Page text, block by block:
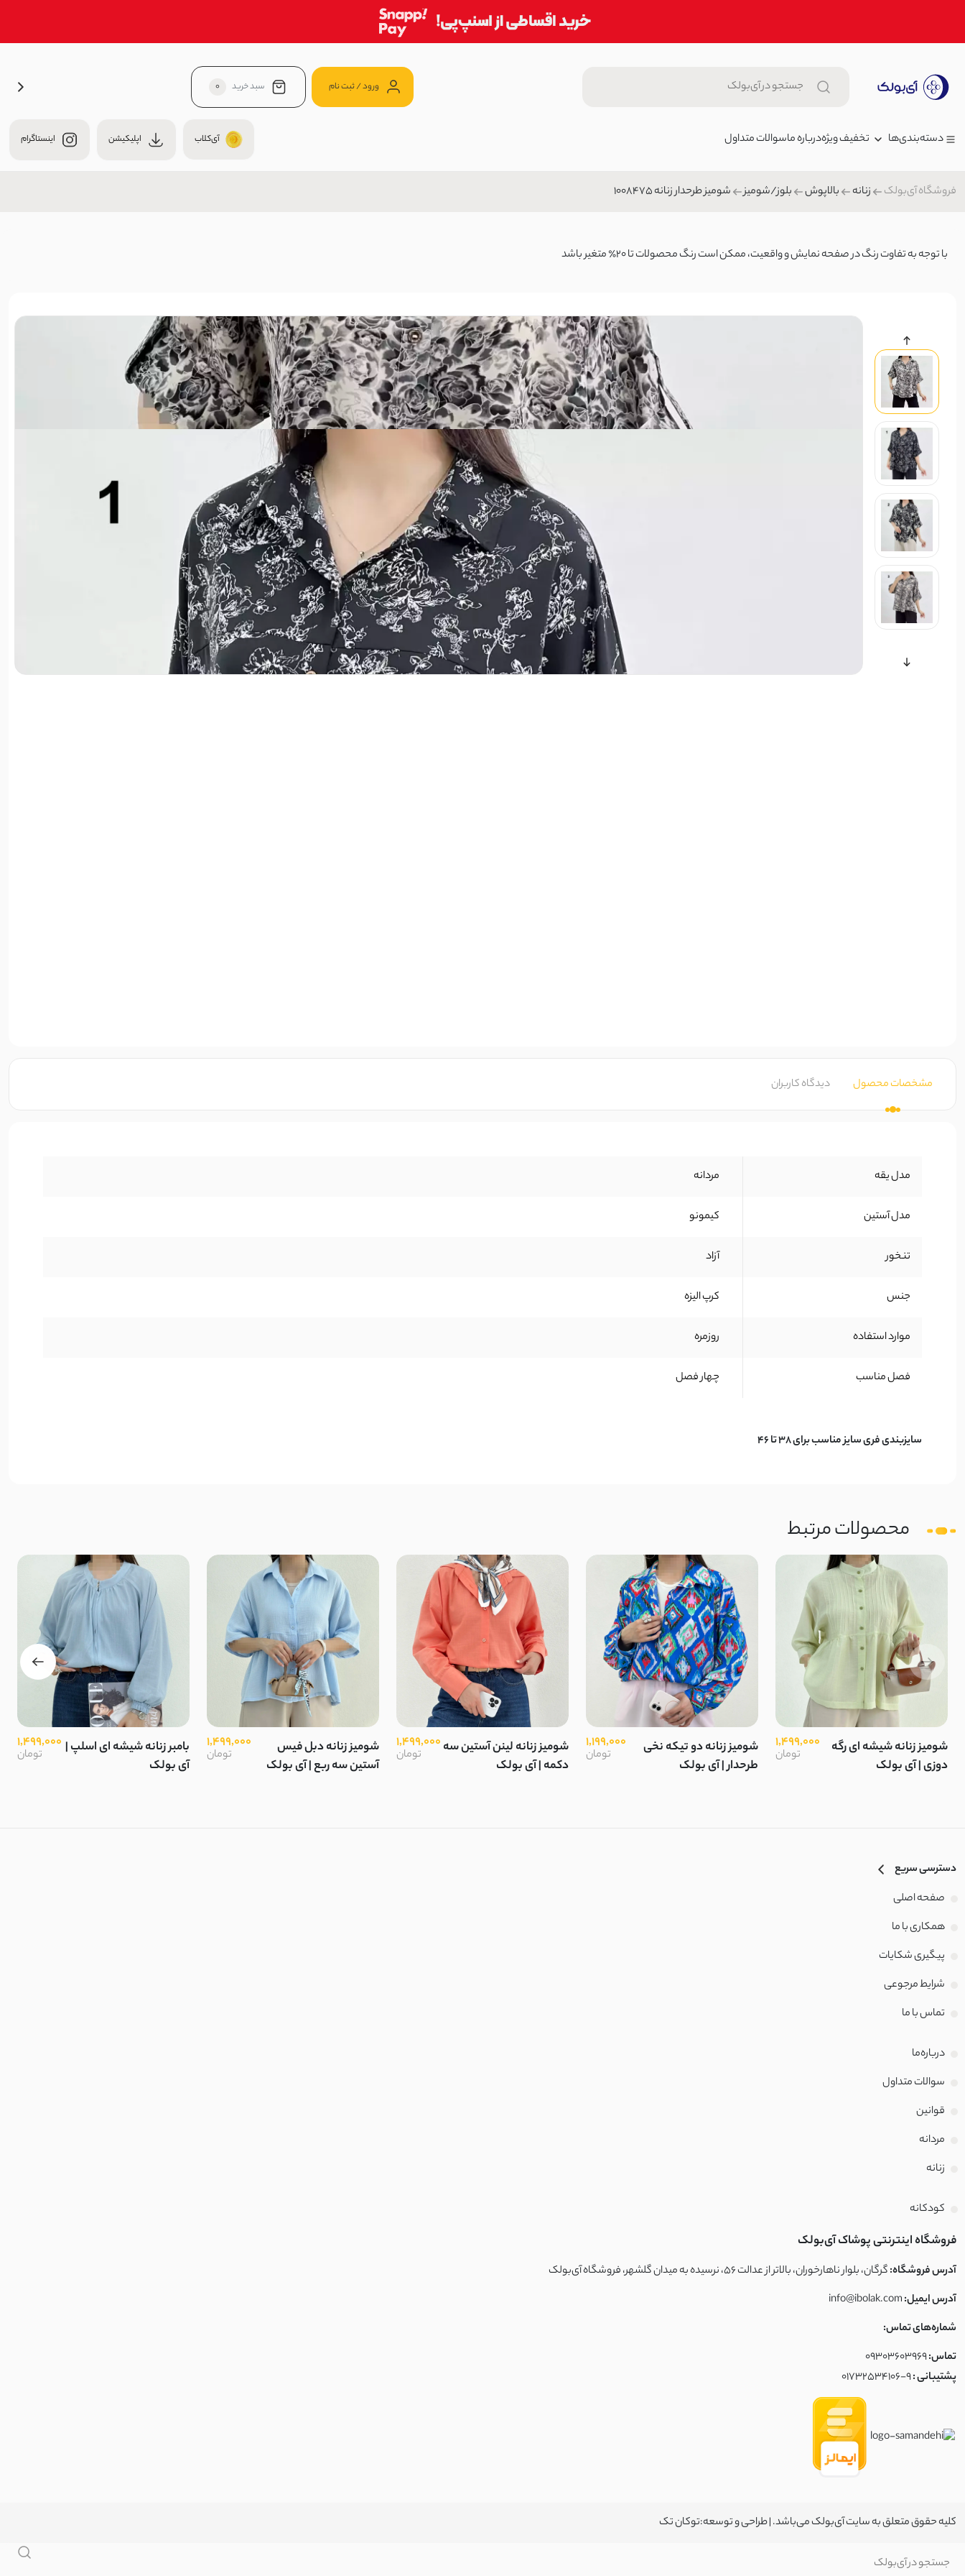
ست اسپرت شومیز و شلوار لینن | آی بولک
2,399,000 تومان
استایل تابستانی ترند ۱۴۰۵
ورود / ثبت نام سبد خرید 0
دسته‌بندی‌ها
زنانه
بچگانه
حراجی
تخفیف ویژهدرباره ماسوالات متداول آی‌کلاب اپلیکیشن اینستاگرام
فروشگاه آی‌بولک زنانه بالاپوش بلوز/شومیز شومیز طرحدار زنانه 1008475
با توجه به تفاوت رنگ در صفحه نمایش و واقعیت، ممکن است رنگ محصولات تا ۲۰٪ متغیر باشد
مشخصات محصول دیدگاه کاربران
مدل یقه مردانه
مدل آستین کیمونو
تنخور آزاد
جنس کرپ الیزه
موارد استفاده روزمره
فصل مناسب چهار فصل
سایزبندی فری سایز مناسب برای 38 تا 46
محصولات مرتبط
شومیز زنانه شیشه ای رگه
دوزی | آی بولک
1,499,000
تومان
شومیز زنانه دو تیکه نخی
طرحدار | آی بولک
1,199,000
تومان
شومیز زنانه لینن آستین سه
دکمه | آی بولک
1,499,000
تومان
شومیز زنانه دبل فیس
آستین سه ربع | آی بولک
1,499,000
تومان
بامبر زنانه شیشه ای اسلپ |
آی بولک
1,499,000
تومان
دسترسی سریع
صفحه اصلی
همکاری با ما
پیگیری شکایات
شرایط مرجوعی
تماس با‌ ما
درباره‌ما
سوالات متداول
قوانین
مردانه
زنانه
کودکانه
فروشگاه اینترنتی پوشاک آی‌بولک
آدرس فروشگاه:گرگان، بلوار ناهارخوران، بالاتر از عدالت ۵۶، نرسیده به میدان گلشهر، فروشگاه آی‌بولک
آدرس ایمیل:info@ibolak.com
شماره‌های تماس:
تماس:09303603969
پشتیبانی :01732534106-9
کلیه حقوق متعلق به سایت آی‌بولک می‌باشد. | طراحی و توسعه:توکان تک